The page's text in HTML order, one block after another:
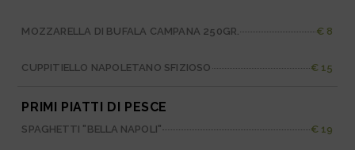
MOZZARELLA DI BUFALA CAMPANA 250GR. € 8
CUPPITIELLO NAPOLETANO SFIZIOSO € 15
PRIMI PIATTI DI PESCE
SPAGHETTI "BELLA NAPOLI" € 19